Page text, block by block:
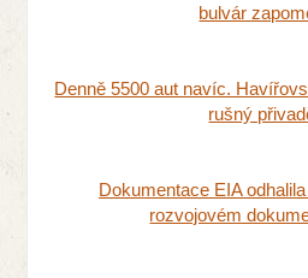
bulvár
Denně 5500 aut navíc.
rušný
Dokumentace EIA
rozvojovém